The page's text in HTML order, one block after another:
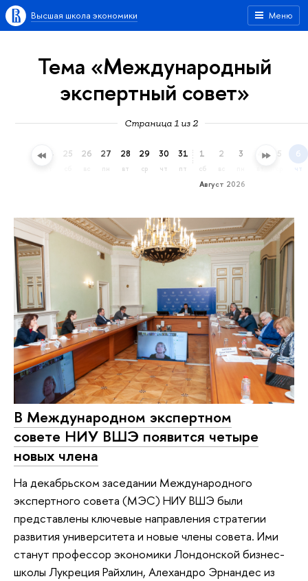
Меню
Высшая школа экономики
Тема «Международный
экспертный совет»
Страница 1 из 2
24 25 26 27
пн
28
вт
29
ср
30
чт
31
пт
Август 2026
1
сб
2 3 4 5 6
чт
В Международном экспертном
совете НИУ ВШЭ появится четыре
новых члена
На декабрьском заседании Международного
экспертного совета (МЭС) НИУ ВШЭ были
представлены ключевые направления стратегии
развития университета и новые члены совета. Ими
станут профессор экономики Лондонской бизнес-
школы Лукреция Райхлин, Алехандро Эрнандес из